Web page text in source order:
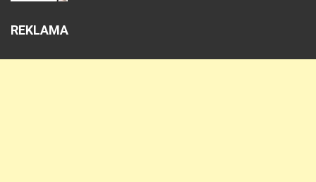
REKLAMA